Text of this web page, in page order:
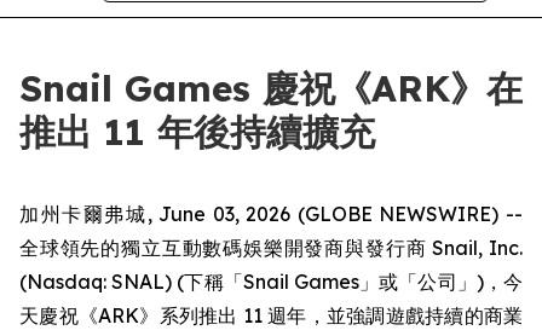
Snail Games 慶祝《ARK》在
推出 11 年後持續擴充
加州卡爾弗城, June 03, 2026 (GLOBE NEWSWIRE) --
全球領先的獨立互動數碼娛樂開發商與發行商 Snail, Inc.
(Nasdaq: SNAL) (下稱「Snail Games」或「公司」)，今
天慶祝《ARK》系列推出 11 週年，並強調遊戲持續的商業